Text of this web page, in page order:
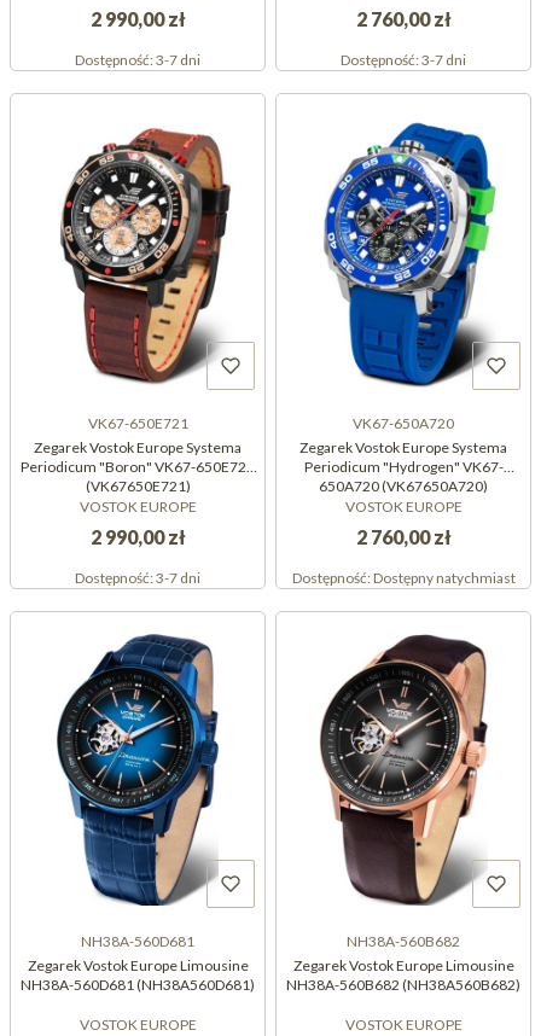
2 990,00 zł
Dostępność:3-7 dni
2 760,00 zł
Dostępność:3-7 dni
VK67-650E721
Zegarek Vostok Europe Systema
Periodicum "Boron" VK67-650E721
(VK67650E721)
VOSTOK EUROPE
2 990,00 zł
Dostępność:3-7 dni
VK67-650A720
Zegarek Vostok Europe Systema
Periodicum "Hydrogen" VK67-
650A720 (VK67650A720)
VOSTOK EUROPE
2 760,00 zł
Dostępność:Dostępny natychmiast
NH38A-560D681
Zegarek Vostok Europe Limousine
NH38A-560D681 (NH38A560D681)
VOSTOK EUROPE
NH38A-560B682
Zegarek Vostok Europe Limousine
NH38A-560B682 (NH38A560B682)
VOSTOK EUROPE